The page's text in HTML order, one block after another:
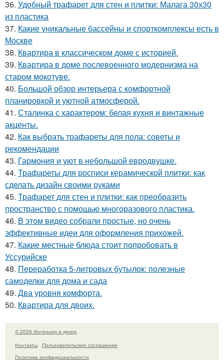
36. Удобный трафарет для стен и плитки: Малага 30х30
из пластика
37. Какие уникальные бассейны и спорткомплексы есть в
Москве
38. Квартира в классическом доме с историей.
39. Квартира в доме послевоенного модернизма на
старом мокотуве.
40. Большой обзор интерьера с комфортной
планировкой и уютной атмосферой.
41. Сталинка с характером: белая кухня и винтажные
акценты.
42. Как выбрать трафареты для пола: советы и
рекомендации
43. Гармония и уют в небольшой евродвушке.
44. Трафареты для росписи керамической плитки: как
сделать дизайн своими руками
45. Трафарет для стен и плитки: как преобразить
пространство с помощью многоразового пластика.
46. В этом видео собрали простые, но очень
эффективные идеи для оформления прихожей.
47. Какие местные блюда стоит попробовать в
Уссурийске
48. Переработка 5-литровых бутылок: полезные
самоделки для дома и сада
49. Два уровня комфорта.
50. Квартира для двоих.
© 2026 Интерьер и декор
Контакты
Пользовательское соглашение
Политика конфидециальности